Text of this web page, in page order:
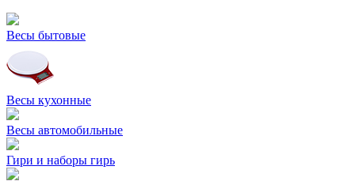
Весы бытовые
Весы кухонные
Весы автомобильные
Гири и наборы гирь